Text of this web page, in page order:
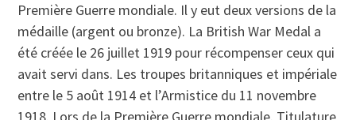
Première Guerre mondiale. Il y eut deux versions de la
médaille (argent ou bronze). La British War Medal a
été créée le 26 juillet 1919 pour récompenser ceux qui
avait servi dans. Les troupes britanniques et impériale
entre le 5 août 1914 et l’Armistice du 11 novembre